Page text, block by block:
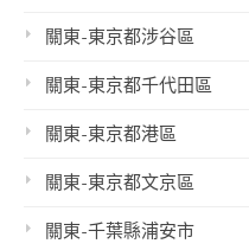
關東-東京都涉谷區
關東-東京都千代田區
關東-東京都港區
關東-東京都文京區
關東-千葉縣浦安市